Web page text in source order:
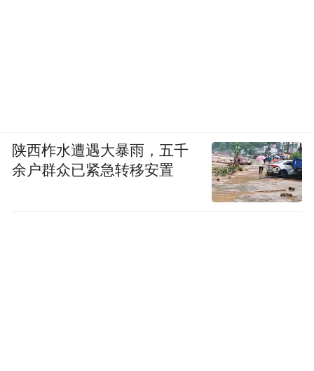
陕西柞水遭遇大暴雨，五千
余户群众已紧急转移安置